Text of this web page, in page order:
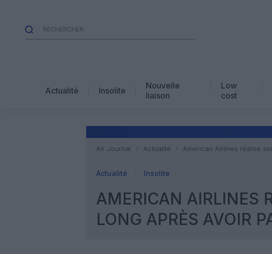
Actualité Insolite
Nouvelle
liaison
Low
cost
Air Journal Actualité American Airlines réalise
Actualité Insolite
AMERICAN AIRLINES
LONG APRÈS AVOIR